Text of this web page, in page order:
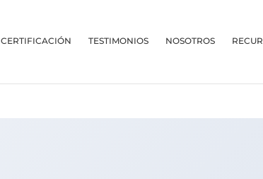
CERTIFICACIÓN TESTIMONIOS NOSOTROS